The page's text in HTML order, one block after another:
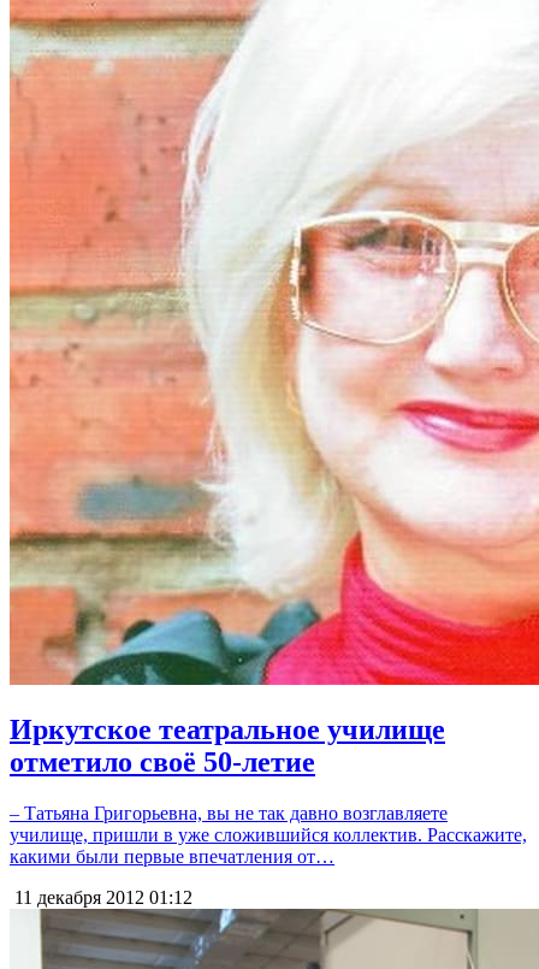
Иркутское театральное училище
отметило своё 50-летие
– Татьяна Григорьевна, вы не так давно возглавляете
училище, пришли в уже сложившийся коллектив. Расскажите,
какими были первые впечатления от…
11 декабря 2012 01:12